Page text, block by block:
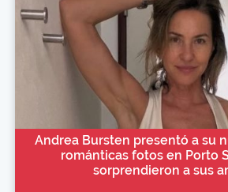
Andrea Bursten presentó a su
románticas fotos en Porto
sorprendieron a sus